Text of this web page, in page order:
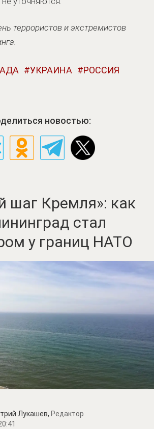
террористов и экстремистов
УКРАИНА
РОССИЯ
новостью:
шаг Кремля»: как
стал
у границ НАТО
Лукашев, Редактор